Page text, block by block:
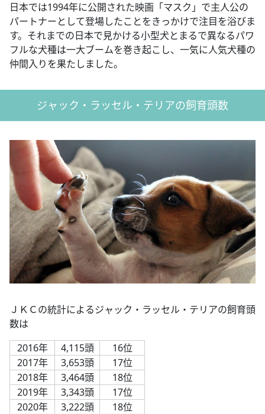
日本では1994年に公開された映画「マスク」で主人公の
パートナーとして登場したことをきっかけで注目を浴びま
す。それまでの日本で見かける小型犬とまるで異なるパワ
フルな犬種は一大ブームを巻き起こし、一気に人気犬種の
仲間入りを果たしました。
ジャック・ラッセル・テリアの飼育頭数
ＪＫＣの統計によるジャック・ラッセル・テリアの飼育頭
数は
2016年
4,115頭
16位
2017年
3,653頭
17位
2018年
3,464頭
18位
2019年
3,343頭
17位
2020年
3,222頭
18位